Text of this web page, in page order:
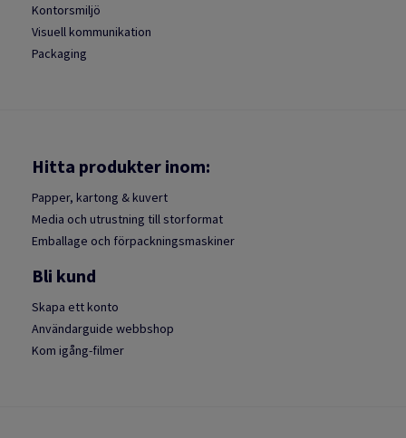
Kontorsmiljö
Visuell kommunikation
Packaging
Hitta produkter inom:
Papper, kartong & kuvert
Media och utrustning till storformat
Emballage och förpackningsmaskiner
Bli kund
Skapa ett konto
Användarguide webbshop
Kom igång-filmer